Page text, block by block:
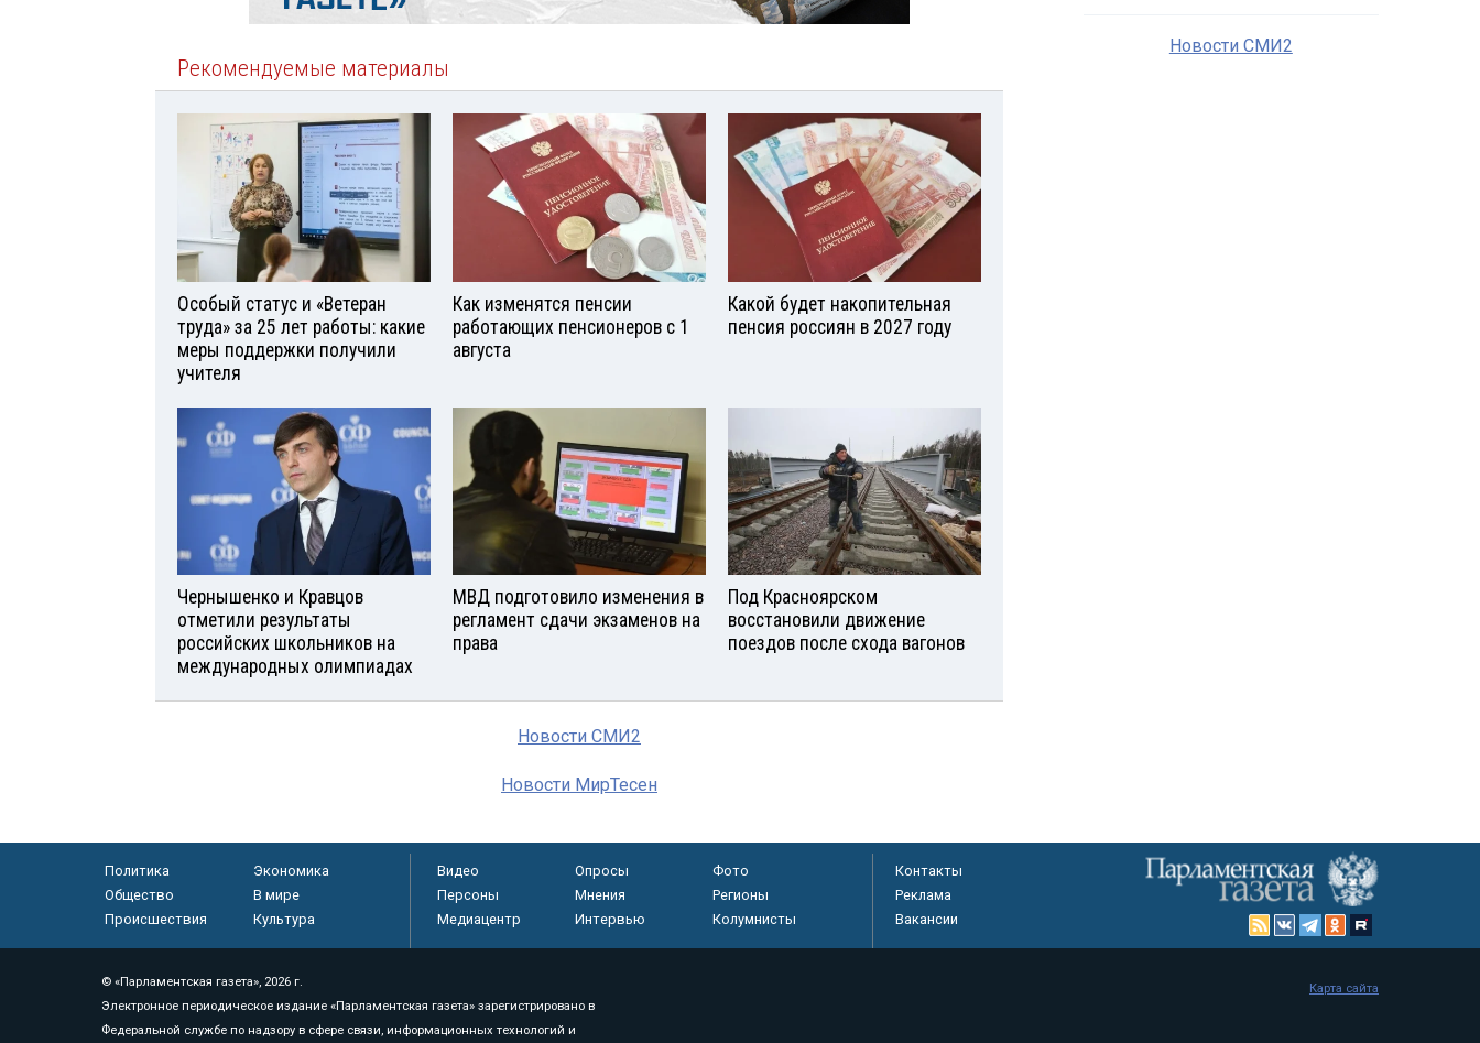
Рекомендуемые материалы
Особый статус и «Ветеран
труда» за 25 лет работы: какие
меры поддержки получили
учителя
Как изменятся пенсии
работающих пенсионеров с 1
августа
Какой будет накопительная
пенсия россиян в 2027 году
Чернышенко и Кравцов
отметили результаты
российских школьников на
международных олимпиадах
МВД подготовило изменения в
регламент сдачи экзаменов на
права
Под Красноярском
восстановили движение
поездов после схода вагонов
Новости СМИ2
Новости МирТесен
Новости СМИ2
Политика
Экономика
Общество
В мире
Происшествия
Культура
Видео Опросы
Фото
Персоны
Мнения
Регионы
Медиацентр
Интервью Колумнисты
Контакты
Реклама
Вакансии
© «Парламентская газета», 2026 г.
Электронное периодическое издание «Парламентская газета» зарегистрировано в
Федеральной службе по надзору в сфере связи, информационных технологий и
Карта сайта